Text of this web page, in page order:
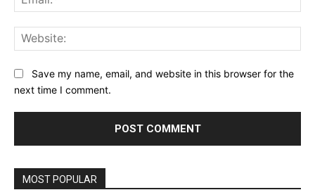
Save my name, email, and website in this browser for the
next time I comment.
MOST POPULAR